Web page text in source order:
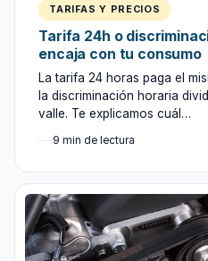
TARIFAS Y PRECIOS
Tarifa 24h o
encaja con tu consumo
La tarifa 24 horas paga el
la discriminación horaria
valle. Te explicamos cuál…
9 min de lectura